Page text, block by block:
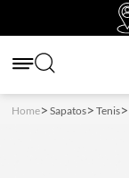
Home Sapatos Tenis